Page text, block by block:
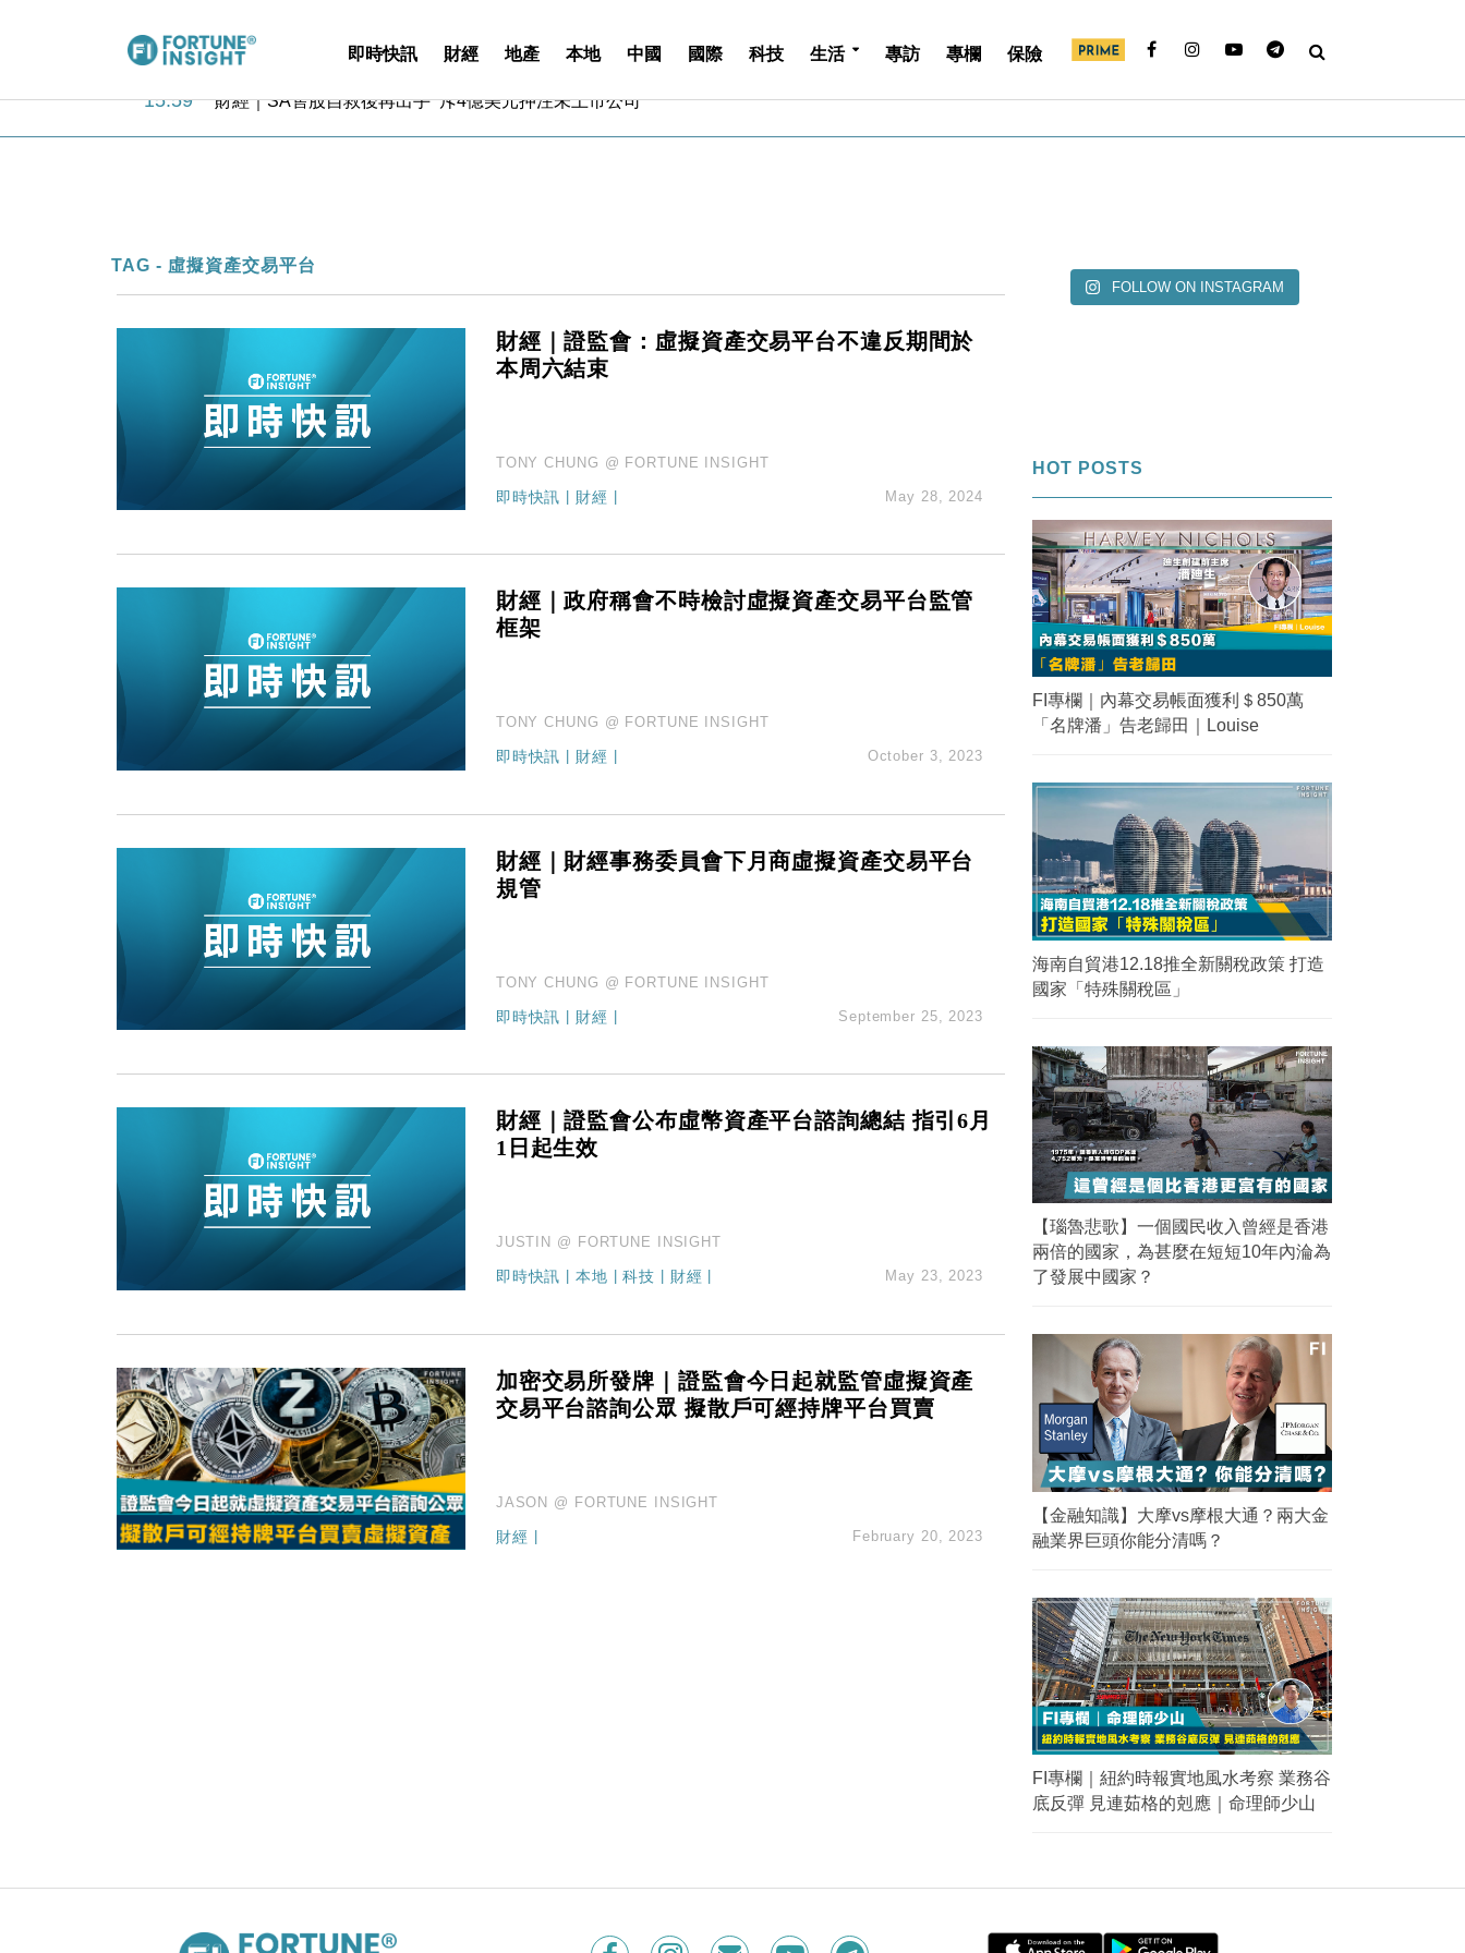
即時快訊 財經 地產 本地 中國 國際 科技 生活 專訪 專欄 保險
15:59 財經｜SA售股自救後再出手 斥4億美元押注未上市公司
10:57 財經｜美商務部擬擴大金屬關稅範圍 14類產品或加徵25%
18:15 本地｜新世界K11 9月升級會員制度 增鉑金卡級別鎖定高消費客群
財經｜滙控重啟最多10億美元回購 派息比率目標維持50%
財經｜SA售股自救後再出手 斥4億美元押注未上市公司
財經｜精星香港夥菜鳥拓全球智慧倉儲市場 加快海外市場落地
地產｜大酒店中期轉賺2300萬元 斥21億翻新香港及東京半島
國際｜特朗普赴洛杉磯高球場活動前 男子攜槍彈被捕
財經｜香港7月PMI回落至51 企業擴張放慢兼縮減人手
11:40 財經｜黑石傳再籌逾360億美元 支援Anthropic租用Google晶片
17:40 財經｜本港6月零售額連升14個月 珠寶鐘錶銷售升勢最強
財經｜滙控重啟最多10億美元回購 派息比率目標維持50%
TAG - 虛擬資產交易平台
財經｜證監會：虛擬資產交易平台不違反期間於
本周六結束
TONY CHUNG @ FORTUNE INSIGHT
即時快訊 財經 May 28, 2024
財經｜政府稱會不時檢討虛擬資產交易平台監管
框架
TONY CHUNG @ FORTUNE INSIGHT
即時快訊 財經 October 3, 2023
財經｜財經事務委員會下月商虛擬資產交易平台
規管
TONY CHUNG @ FORTUNE INSIGHT
即時快訊 財經 September 25, 2023
財經｜證監會公布虛幣資產平台諮詢總結 指引6月
1日起生效
JUSTIN @ FORTUNE INSIGHT
即時快訊 |本地 |科技 財經 May 23, 2023
加密交易所發牌｜證監會今日起就監管虛擬資產
交易平台諮詢公眾 擬散戶可經持牌平台買賣
JASON @ FORTUNE INSIGHT
財經 | February 20, 2023
FOLLOW ON INSTAGRAM
HOT POSTS
FI專欄｜內幕交易帳面獲利＄850萬
「名牌潘」告老歸田｜Louise
海南自貿港12.18推全新關稅政策 打造
國家「特殊關稅區」
【瑙魯悲歌】一個國民收入曾經是香港
兩倍的國家，為甚麼在短短10年內淪為
了發展中國家？
【金融知識】大摩vs摩根大通？兩大金
融業界巨頭你能分清嗎？
FI專欄｜紐約時報實地風水考察 業務谷
底反彈 見連茹格的剋應｜命理師少山